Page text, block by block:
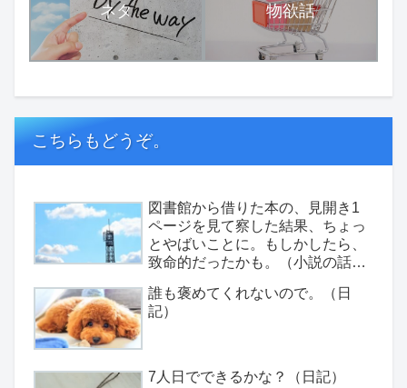
ネタ 物欲話
こちらもどうぞ。
図書館から借りた本の、見開き1
ページを見て察した結果、ちょっ
とやばいことに。もしかしたら、
致命的だったかも。（小説の話と
誰も褒めてくれないので。（日
記）
7人日でできるかな？（日記）